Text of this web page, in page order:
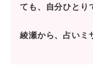
ても、自分ひとり
綾瀬から、占いミ